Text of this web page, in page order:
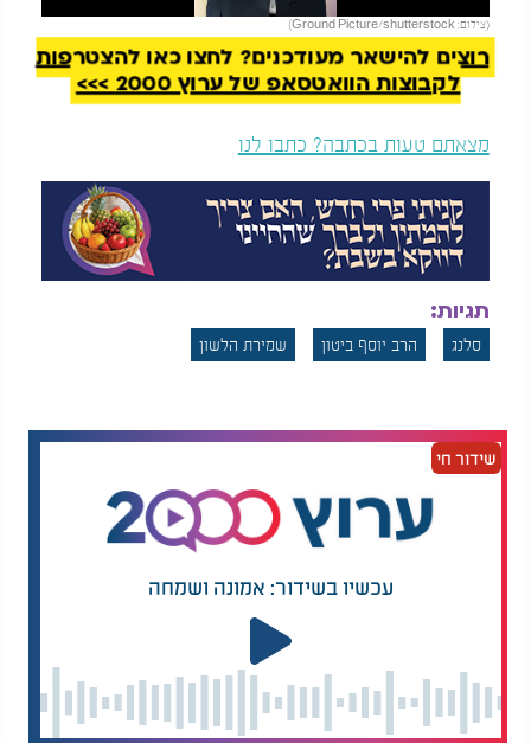
Video
(צילום: Ground Picture/shutterstock)
רוצים להישאר מעודכנים? לחצו כאן להצטרפות
לקבוצות הוואטסאפ של ערוץ 2000 >>>
מצאתם טעות בכתבה? כתבו לנו
תגיות:
סלנג הרב יוסף ביטון שמירת הלשון
שידור חי
עכשיו בשידור: אמונה ושמחה